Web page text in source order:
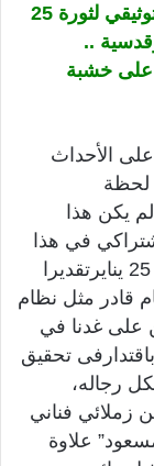
ـ كان أداؤك الصوتي مميزا في العرض التوثيقي لثورة 25
..
على خشبة
على الأحداث
لحظة
يكن هذا
في هذا
العمل الجاد المحترم الذي يعبر عن ثورة 25 ينايرتقديرا
قادر مثل نظام
على غدنا في
تحقيق
رجاله،
زملائي فناني
علاوة